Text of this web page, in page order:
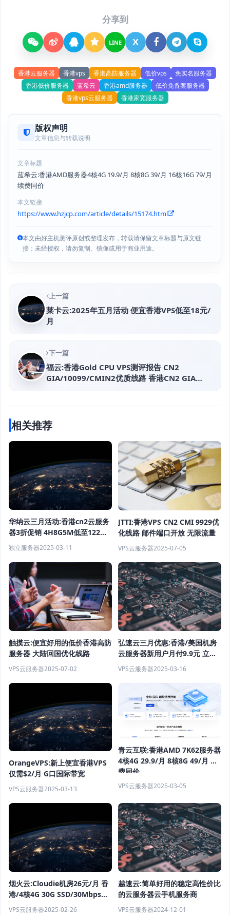
分享到
LINE X
香港云服务器 香港vps 香港高防服务器 低价vps
免实名服务器
香港低价服务器
蓝希云 香港amd服务器
低价免备案服务器
香港vps云服务器
香港家宽服务器
版权声明
文章信息与转载说明
文章标题
蓝希云:香港AMD服务器4核4G 19.9/月 8核8G 39/月 16核16G 79/月
续费同价
本文链接
https://www.hzjcp.com/article/details/15174.html
本文由好主机测评原创或整理发布，转载请保留文章标题与原文链
接；未经授权，请勿复制、镜像或用于商业用途。
上一篇
莱卡云:2025年五月活动 便宜香港VPS低至18元/
月
下一篇
福云:香港Gold CPU VPS测评报告 CN2
GIA/10099/CMIN2优质线路 香港CN2 GIA
相关推荐
华纳云三月活动:香港cn2云服务
器3折促销 4H8G5M低至122元/
月 稳定高性价比
独立服务器2025-03-11
JTTI:香港VPS CN2 CMI 9929优
化线路 邮件端口开放 无限流量
VPS云服务器2025-07-05
触摸云:便宜好用的低价香港高防
服务器 大陆回国优化线路
VPS云服务器2025-07-02
弘速云三月优惠:香港/美国机房
云服务器新用户月付9.9元 立享
VPS云服务器2025-03-16
OrangeVPS:新上便宜香港VPS
仅需$2/月 G口国际带宽
VPS云服务器2025-03-13
青云互联:香港AMD 7K62服务器
4核4G 29.9/月 8核8G 49/月 续
费同价
VPS云服务器2025-03-05
烟火云:Cloudie机房26元/月 香
港/4核4G 30G SSD/30Mbps无
限流量 拥有50+IP段
VPS云服务器2025-02-26
越速云:简单好用的稳定高性价比
的云服务器云手机服务商
VPS云服务器2024-12-01